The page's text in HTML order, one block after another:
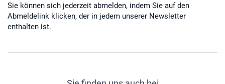
Sie können sich jederzeit abmelden, indem Sie auf den
Abmeldelink klicken, der in jedem unserer Newsletter
enthalten ist.